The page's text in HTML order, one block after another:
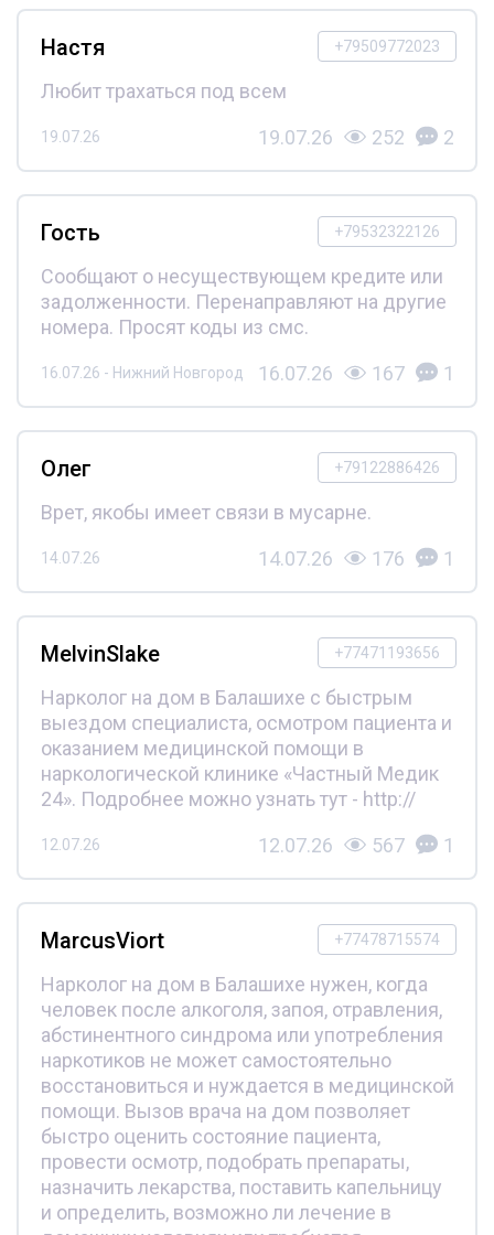
+79509772023
Настя
Любит трахаться под всем
19.07.26 19.07.26 252 2
+79532322126
Гость
Сообщают о несуществующем кредите или
задолженности. Перенаправляют на другие
номера. Просят коды из смс.
16.07.26 - Нижний Новгород 16.07.26 167 1
+79122886426
Олег
Врет, якобы имеет связи в мусарне.
14.07.26 14.07.26 176 1
+77471193656
MelvinSlake
Нарколог на дом в Балашихе с быстрым
выездом специалиста, осмотром пациента и
оказанием медицинской помощи в
наркологической клинике «Частный Медик
24». Подробнее можно узнать тут - http://
12.07.26 12.07.26 567 1
+77478715574
MarcusViort
Нарколог на дом в Балашихе нужен, когда
человек после алкоголя, запоя, отравления,
абстинентного синдрома или употребления
наркотиков не может самостоятельно
восстановиться и нуждается в медицинской
помощи. Вызов врача на дом позволяет
быстро оценить состояние пациента,
провести осмотр, подобрать препараты,
назначить лекарства, поставить капельницу
и определить, возможно ли лечение в